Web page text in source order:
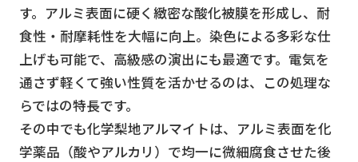
す。アルミ表面に硬く緻密な酸化被膜を形成し、耐
食性・耐摩耗性を大幅に向上。染色による多彩な仕
上げも可能で、高級感の演出にも最適です。電気を
通さず軽くて強い性質を活かせるのは、この処理な
らではの特長です。
その中でも化学梨地アルマイトは、アルミ表面を化
学薬品（酸やアルカリ）で均一に微細腐食させた後